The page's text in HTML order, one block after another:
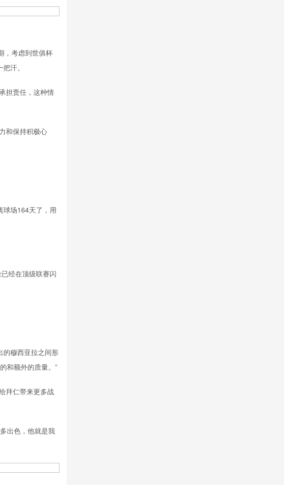
，考虑到世俱杯
汗。
担责任，这种情
和保持积极心
球场164天了，用
经在顶级联赛闪
的穆西亚拉之间形
和额外的质量。”
拜仁带来更多战
出色，他就是我